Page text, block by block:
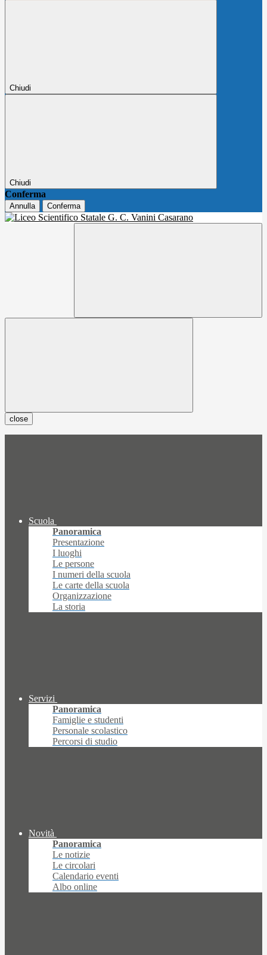
Chiudi
Chiudi
Conferma
Annulla Conferma
close
Scuola
Panoramica
Presentazione
I luoghi
Le persone
I numeri della scuola
Le carte della scuola
Organizzazione
La storia
Servizi
Panoramica
Famiglie e studenti
Personale scolastico
Percorsi di studio
Novità
Panoramica
Le notizie
Le circolari
Calendario eventi
Albo online